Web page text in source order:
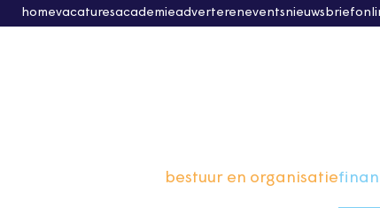
homevacaturesacademieadvertereneventsnieuwsbrief
bestuur en organisatie